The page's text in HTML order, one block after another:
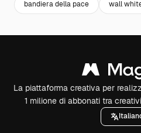
bandiera della pace wall
La piattaforma creativa per
1 milione di abbonati tra